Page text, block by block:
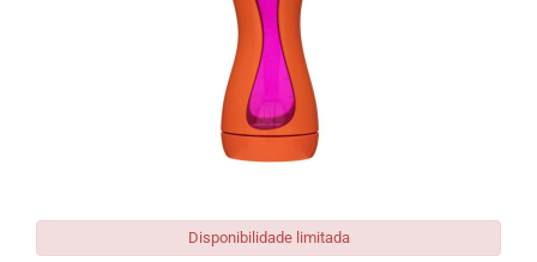
Disponibilidade limitada